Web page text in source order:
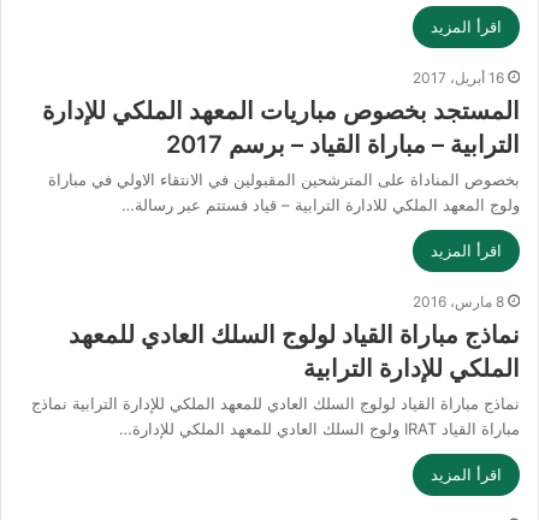
اقرأ المزيد
16 أبريل، 2017
المستجد بخصوص مباريات المعهد الملكي للإدارة
الترابية – مباراة القياد – برسم 2017
بخصوص المناداة على المترشحين المقبولين في الانتقاء الاولي في مباراة
ولوج المعهد الملكي للادارة الترابية – قياد فستتم عبر رسالة…
اقرأ المزيد
8 مارس، 2016
نماذج مباراة القياد لولوج السلك العادي للمعهد
الملكي للإدارة الترابية
نماذج مباراة القياد لولوج السلك العادي للمعهد الملكي للإدارة الترابية نماذج
مباراة القياد IRAT ولوج السلك العادي للمعهد الملكي للإدارة…
اقرأ المزيد